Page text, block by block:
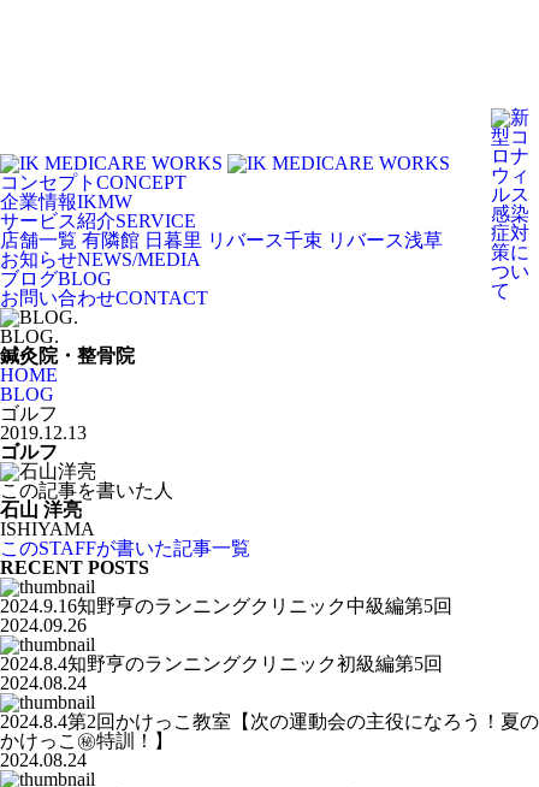
コンセプト CONCEPT
企業情報IKMW
サービス紹介SERVICE
店舗一覧 有隣館 日暮里 リバース千束 リバース浅草
お知らせNEWS/MEDIA
ブログBLOG
お問い合わせCONTACT
BLOG.
鍼灸院・整骨院
HOME
BLOG
ゴルフ
2019.12.13
ゴルフ
この記事を書いた人
石山 洋亮
ISHIYAMA
このSTAFFが書いた記事一覧
RECENT POSTS
2024.9.16知野亨のランニングクリニック中級編第5回
2024.09.26
2024.8.4知野亨のランニングクリニック初級編第5回
2024.08.24
2024.8.4第2回かけっこ教室【次の運動会の主役になろう！夏の
かけっこ㊙️特訓！】
2024.08.24